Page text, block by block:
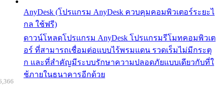
AnyDesk (โปรแกรม AnyDesk ควบคุมคอมพิวเตอร์ระยะไ
กล ใช้ฟรี)
ดาวน์โหลดโปรแกรม AnyDesk โปรแกรมรีโมทคอมพิวเต
อร์ ที่สามารถเชื่อมต่อแบบไร้พรมแดน รวดเร็มไม่มีกระตุ
ก และที่สำคัญมีระบบรักษาความปลอดภัยแบบเดียวกับที่ใ
ช้ภายในธนาคารอีกด้วย